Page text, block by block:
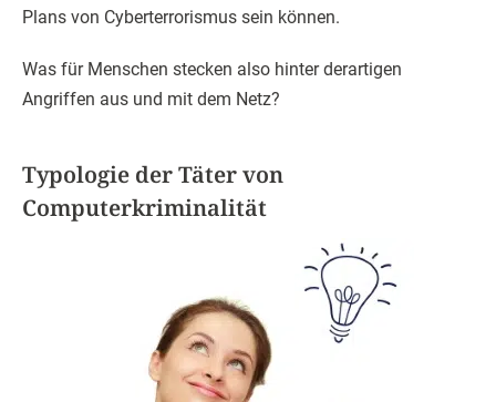
Plans von Cyberterrorismus sein können.
Was für Menschen stecken also hinter derartigen
Angriffen aus und mit dem Netz?
Typologie der Täter von
Computerkriminalität